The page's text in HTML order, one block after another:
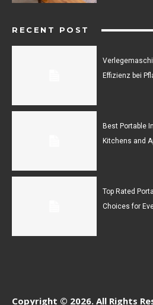
RECENT POST
Effizienz bei
Best Portable
Kitchens and
Top Rated
Choices for
Copyright © 2026. All Rights